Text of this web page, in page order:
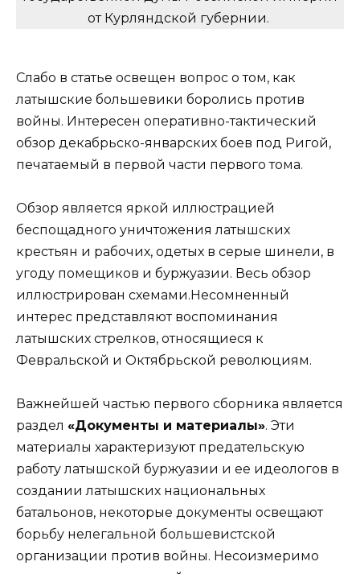
от Курляндской губернии.
Слабо в статье освещен вопрос о том, как
латышские большевики боролись против
войны. Интересен оперативно-тактический
обзор декабрьско-январских боев под Ригой,
печатаемый в первой части первого тома.
Обзор является яркой иллюстрацией
беспощадного уничтожения латышских
крестьян и рабочих, одетых в серые шинели, в
угоду помещиков и буржуазии. Весь обзор
иллюстрирован схемами.Несомненный
интерес представляют воспоминания
латышских стрелков, относящиеся к
Февральской и Октябрьской революциям.
Важнейшей частью первого сборника является
раздел «Документы и материалы». Эти
материалы характеризуют предательскую
работу латышской буржуазии и ее идеологов в
создании латышских национальных
батальонов, некоторые документы освещают
борьбу нелегальной большевистской
организации против войны. Несоизмеримо